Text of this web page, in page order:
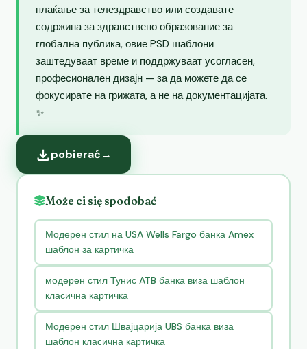
плаќање за телездравство или создавате
содржина за здравствено образование за
глобална публика, овие PSD шаблони
заштедуваат време и поддржуваат усогласен,
професионален дизајн — за да можете да се
фокусирате на грижата, а не на документацијата.
✨
pobierać→
Może ci się spodobać
Модерен стил на USA Wells Fargo банка Amex
шаблон за картичка
модерен стил Тунис ATB банка виза шаблон
класична картичка
Модерен стил Швајцарија UBS банка виза
шаблон класична картичка